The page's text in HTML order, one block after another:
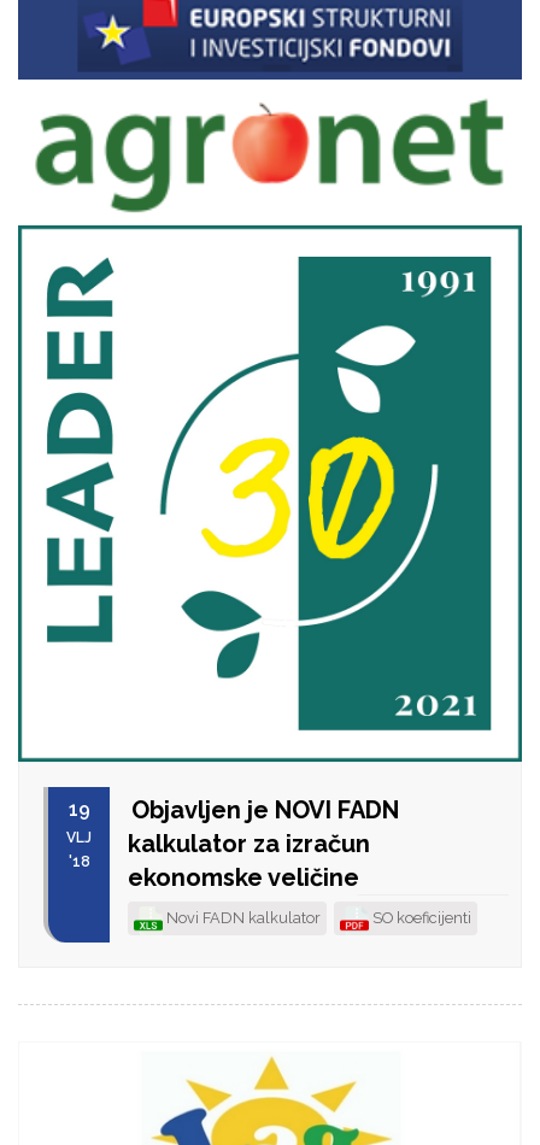
19
VLJ
'18
Objavljen je NOVI FADN
kalkulator za izračun
ekonomske veličine
Novi FADN kalkulator SO koeficijenti